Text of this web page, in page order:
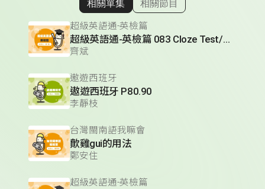
顯示相關單集
相關單集 相關節目
超級英語通-英檢篇
超級英語通-英檢篇 083 Cloze Test/段落填空-13
齊斌
遨遊西班牙
遨遊西班牙 P80.90
李靜枝
台灣閩南語我嘛會
歕雞gui的用法
鄭安住
超級英語通-英檢篇